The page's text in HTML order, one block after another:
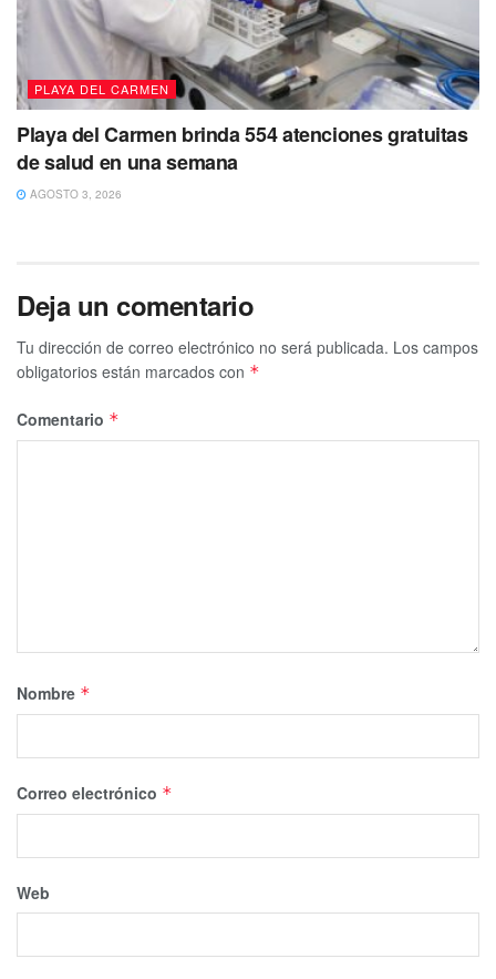
PLAYA DEL CARMEN
Playa del Carmen brinda 554 atenciones gratuitas
de salud en una semana
AGOSTO 3, 2026
Deja un comentario
Tu dirección de correo electrónico no será publicada. Los campos
obligatorios están marcados con *
Comentario *
Nombre *
Correo electrónico *
Web